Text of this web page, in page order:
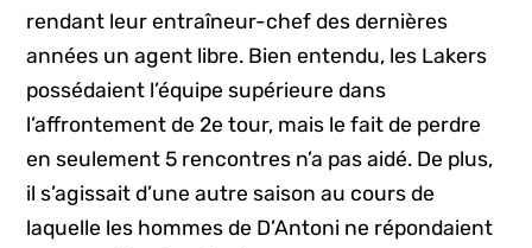
rendant leur entraîneur-chef des dernières
années un agent libre. Bien entendu, les Lakers
possédaient l’équipe supérieure dans
l’affrontement de 2e tour, mais le fait de perdre
en seulement 5 rencontres n’a pas aidé. De plus,
il s’agissait d’une autre saison au cours de
laquelle les hommes de D’Antoni ne répondaient